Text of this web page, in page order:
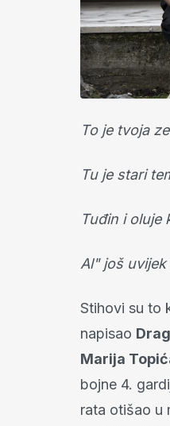
To je tvoja
Tu je stari
Tuđin i oluje
Al" još
Stihovi su to
napisao
Marija
bojne 4.
rata otišao u